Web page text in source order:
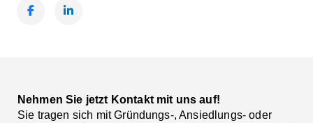
Nehmen Sie jetzt Kontakt mit uns auf!
Sie tragen sich mit Gründungs-, Ansiedlungs- oder